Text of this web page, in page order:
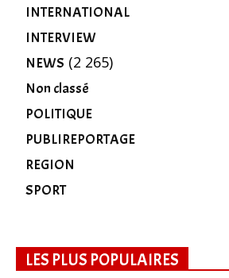
INTERNATIONAL
INTERVIEW
NEWS (2 265)
Non classé
POLITIQUE
PUBLIREPORTAGE
REGION
SPORT
LES PLUS POPULAIRES